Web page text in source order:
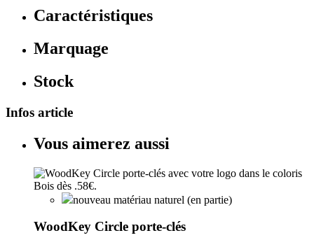
Caractéristiques
Marquage
Stock
Infos article
Vous aimerez aussi
nouveau matériau naturel (en partie)
WoodKey Circle porte-clés